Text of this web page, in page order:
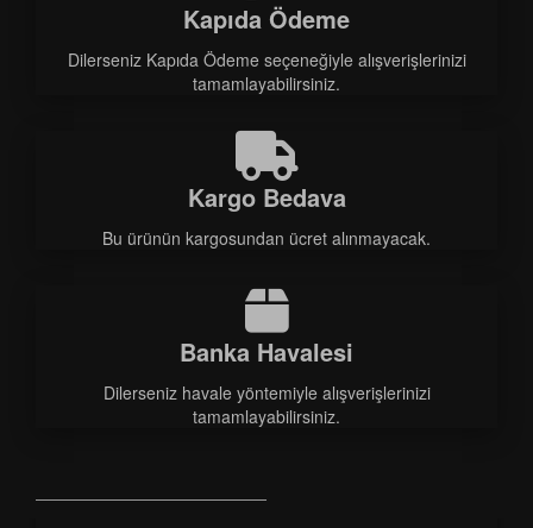
Kapıda Ödeme
Dilerseniz Kapıda Ödeme seçeneğiyle alışverişlerinizi
tamamlayabilirsiniz.
Kargo Bedava
Bu ürünün kargosundan ücret alınmayacak.
Banka Havalesi
Dilerseniz havale yöntemiyle alışverişlerinizi
tamamlayabilirsiniz.